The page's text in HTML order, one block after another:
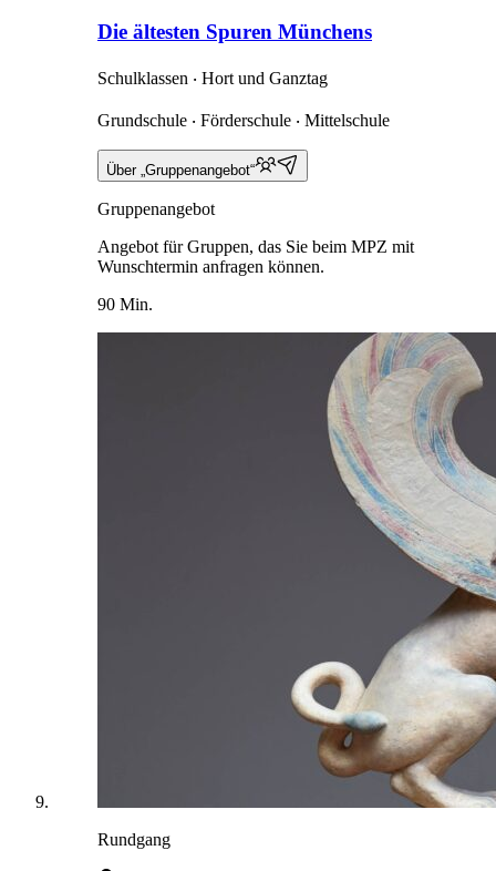
Die ältesten Spuren Münchens
Schulklassen ‧ Hort und Ganztag
Grundschule ‧ Förderschule ‧ Mittelschule
Über „Gruppenangebot“
Gruppenangebot
Angebot für Gruppen, das Sie beim MPZ mit
Wunschtermin anfragen können.
90 Min.
Rundgang